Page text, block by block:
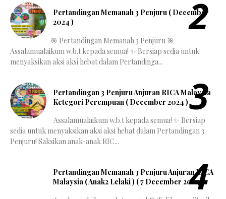
Pertandingan Memanah 3 Penjuru ( December
2024 )
🎯 Pertandingan Memanah 3 Penjuru 🎯
Assalamualaikum w.b.t kepada semua! ✨ Bersiap sedia untuk
menyaksikan aksi aksi hebat dalam Pertandinga...
Pertandingan 3 Penjuru Anjuran RICA Malaysia
Ketegori Perempuan ( December 2024 )
Assalamualaikum w.b.t kepada semua! ✨ Bersiap
sedia untuk menyaksikan aksi aksi hebat dalam Pertandingan 3
Penjuru! Saksikan anak-anak RIC...
Pertandingan Memanah 3 Penjuru Anjuran RICA
Malaysia ( Anak2 Lelaki ) ( 7 December 2024 )